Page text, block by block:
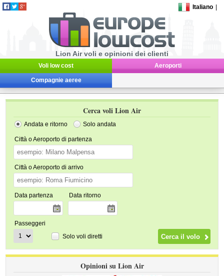
Italiano
Lion Air voli e opinioni dei clienti
Voli low cost Aeroporti
Compagnie aeree
Cerca voli Lion Air
Andata e ritorno Solo andata
Città o Aeroporto di partenza
Città o Aeroporto di arrivo
Data partenza Data ritorno
Passeggeri
Solo voli diretti
Opinioni su Lion Air